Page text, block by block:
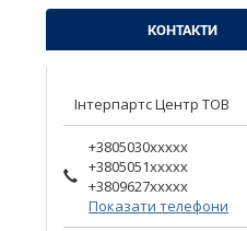
КОНТАКТИ
Інтерпартс Центр ТОВ
+3805030xxxxx
+3805051xxxxx
+3809627xxxxx
Показати телефони